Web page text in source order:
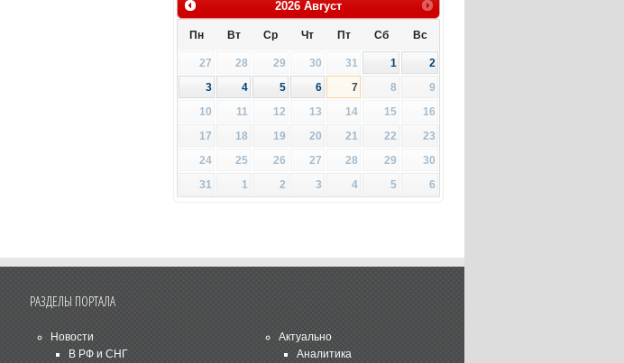
2026 Август
Пн Вт Ср Чт Пт Сб Вс
27 28 29 30 31 1
2
3
4 5 6 7 8
9
10
11 12 13 14 15
16
17
18 19 20 21 22
23
24
25 26 27 28 29
30
31
1 2 3 4 5 6
РАЗДЕЛЫ ПОРТАЛА
Новости
В РФ и СНГ
Актуально
Аналитика